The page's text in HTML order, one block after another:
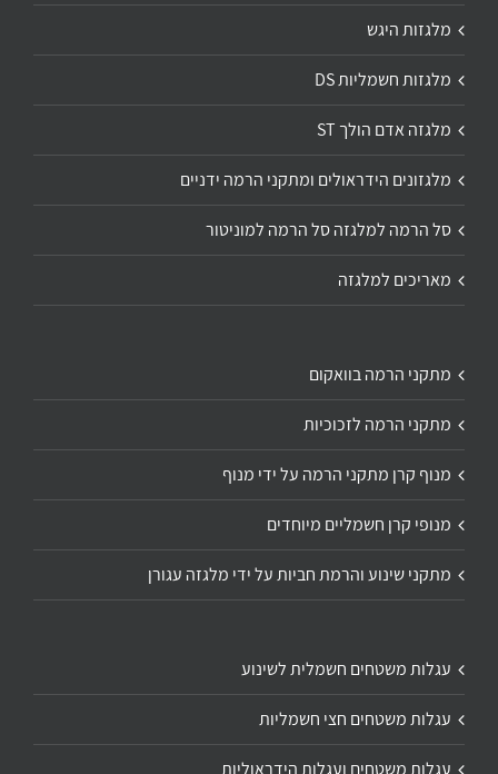
מלגזות היגש
מלגזות חשמליות DS
מלגזה אדם הולך ST
מלגזונים הידראולים ומתקני הרמה ידניים
סל הרמה למלגזה סל הרמה למוניטור
מאריכים למלגזה
מתקני הרמה בוואקום
מתקני הרמה לזכוכיות
מנוף קרן מתקני הרמה על ידי מנוף
מנופי קרן חשמליים מיוחדים
מתקני שינוע והרמת חביות על ידי מלגזה עגורן
עגלות משטחים חשמלית לשינוע
עגלות משטחים חצי חשמליות
עגלות משטחים ועגלות הידראוליות